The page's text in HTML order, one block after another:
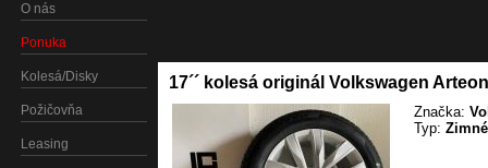
O nás
Ponuka
Kolesá/Disky
Požičovňa
Leasing
17´´ kolesá originál Volkswagen Arteon
Značka:
Typ: Zimné